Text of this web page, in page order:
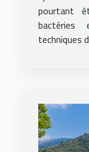
pourtant
bactéries
techniques